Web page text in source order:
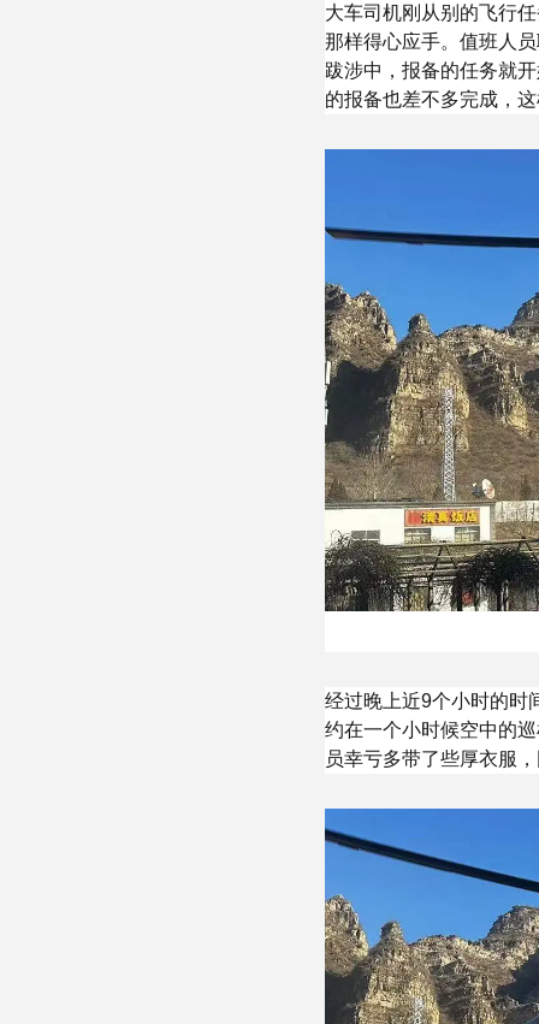
大车司机刚从别的飞行
那样得心应手。值班人
跋涉中，报备的任务就
的报备也差不多完成，
经过晚上近9个小时的时
约在一个小时候空中的
员幸亏多带了些厚衣服